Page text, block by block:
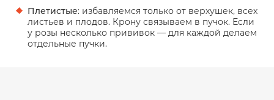
Плетистые: избавляемся только от верхушек, всех
листьев и плодов. Крону связываем в пучок. Если
у розы несколько прививок — для каждой делаем
отдельные пучки.